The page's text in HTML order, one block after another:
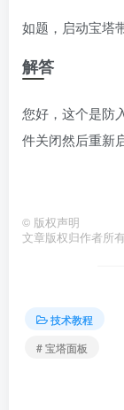
如题，启动宝塔
解答
您好，这个是防
件关闭然后重新
© 版权声明
文章版权归作者所
技术教程
# 宝塔面板